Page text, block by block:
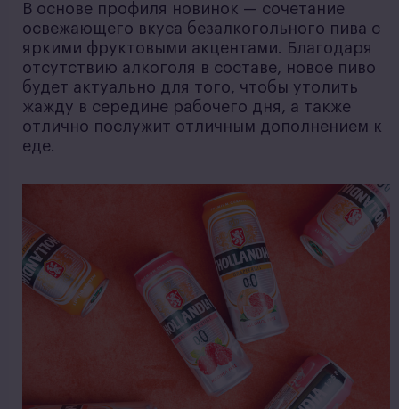
В основе профиля новинок — сочетание
освежающего вкуса безалкогольного пива с
яркими фруктовыми акцентами. Благодаря
отсутствию алкоголя в составе, новое пиво
будет актуально для того, чтобы утолить
жажду в середине рабочего дня, а также
отлично послужит отличным дополнением к
еде.